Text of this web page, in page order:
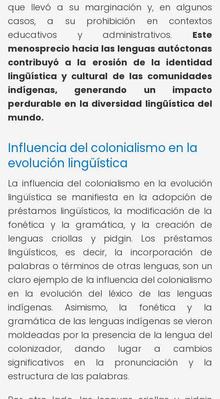
que llevó a su marginación y, en algunos
casos, a su prohibición en contextos
educativos y administrativos. Este
menosprecio hacia las lenguas autóctonas
contribuyó a la erosión de la identidad
lingüística y cultural de las comunidades
indígenas, generando un impacto
perdurable en la diversidad lingüística del
mundo.
Influencia del colonialismo en la
evolución lingüística
La influencia del colonialismo en la evolución
lingüística se manifiesta en la adopción de
préstamos lingüísticos, la modificación de la
fonética y la gramática, y la creación de
lenguas criollas y pidgin. Los préstamos
lingüísticos, es decir, la incorporación de
palabras o términos de otras lenguas, son un
claro ejemplo de la influencia del colonialismo
en la evolución del léxico de las lenguas
indígenas. Asimismo, la fonética y la
gramática de las lenguas indígenas se vieron
moldeadas por la presencia de la lengua del
colonizador, dando lugar a cambios
significativos en la pronunciación y la
estructura de las palabras.